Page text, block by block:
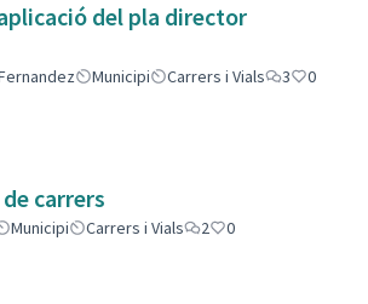
del pla director
Municipi Carrers i Vials 3
0
carrers
Municipi Carrers i Vials 2
0